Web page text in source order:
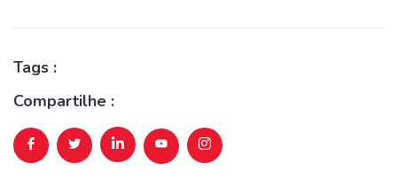
Tags :
Compartilhe :